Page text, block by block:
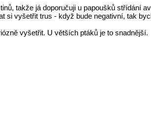
takže já doporučuji u papoušků střídání
si vyšetřit trus - když bude negativní, tak
vyšetřit. U větších ptáků je to snadnější.